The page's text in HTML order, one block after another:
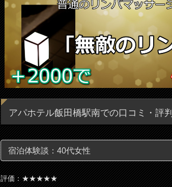
アパホテル飯田橋駅南での口コミ・評判
宿泊体験談：40代女性
評価：★★★★★